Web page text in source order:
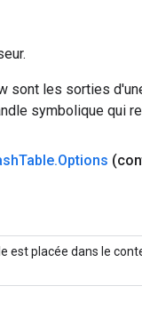
sont les sorties
symbolique qui
Table.Options
est placée dans le